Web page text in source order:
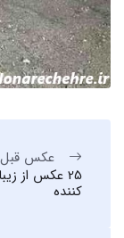
عکس قبل
کننده